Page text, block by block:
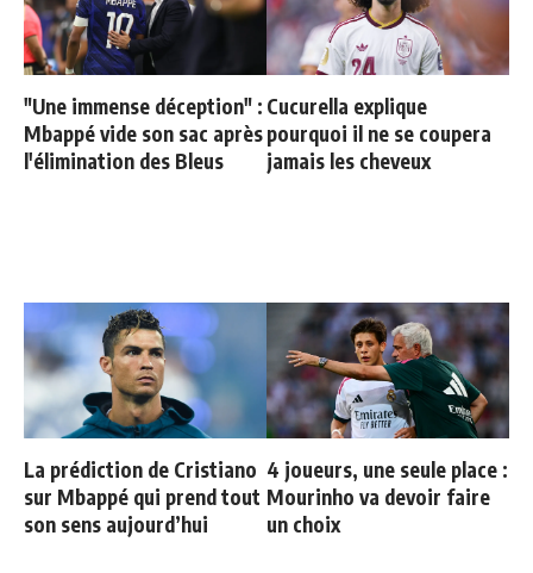
"Une immense déception" :
Mbappé vide son sac après
l'élimination des Bleus
Cucurella explique
pourquoi il ne se coupera
jamais les cheveux
La prédiction de Cristiano
sur Mbappé qui prend tout
son sens aujourd’hui
4 joueurs, une seule place :
Mourinho va devoir faire
un choix